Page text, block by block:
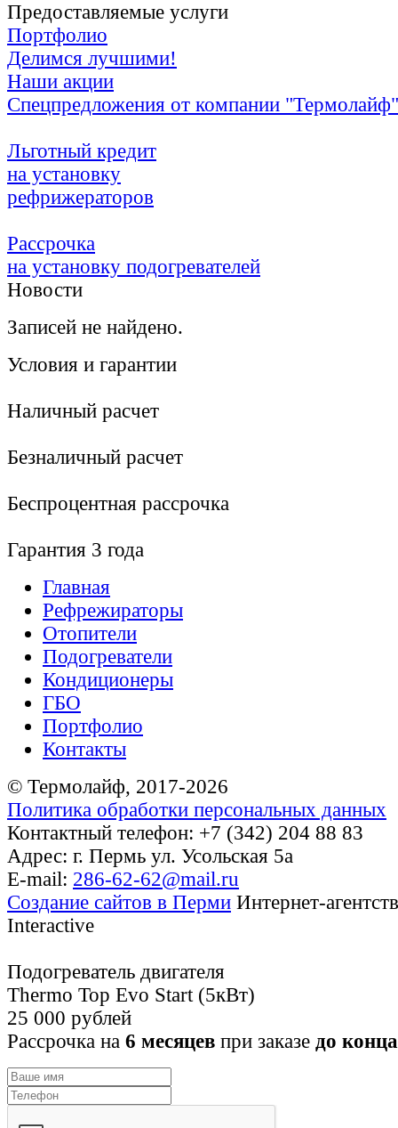
Предоставляемые услуги
Портфолио
Делимся лучшими!
Наши акции
Спецпредложения от компании "Термолайф"
Льготный кредит
на установку
рефрижераторов
Рассрочка
на установку подогревателей
Новости
Записей не найдено.
Условия и гарантии
Наличный расчет
Безналичный расчет
Беcпроцентная рассрочка
Гарантия 3 года
Главная
Рефрежираторы
Отопители
Подогреватели
Кондиционеры
ГБО
Портфолио
Контакты
© Термолайф, 2017-2026
Политика обработки персональных данных
Контактный телефон: +7 (342) 204 88 83
Адрес: г. Пермь ул. Усольская 5а
E-mail: 286-62-62@mail.ru
Cоздание сайтов в Перми Интернет-
Interactive
Подогреватель двигателя
Thermo Top Evo Start (5кВт)
25 000 рублей
Рассрочка на 6 месяцев при заказе до